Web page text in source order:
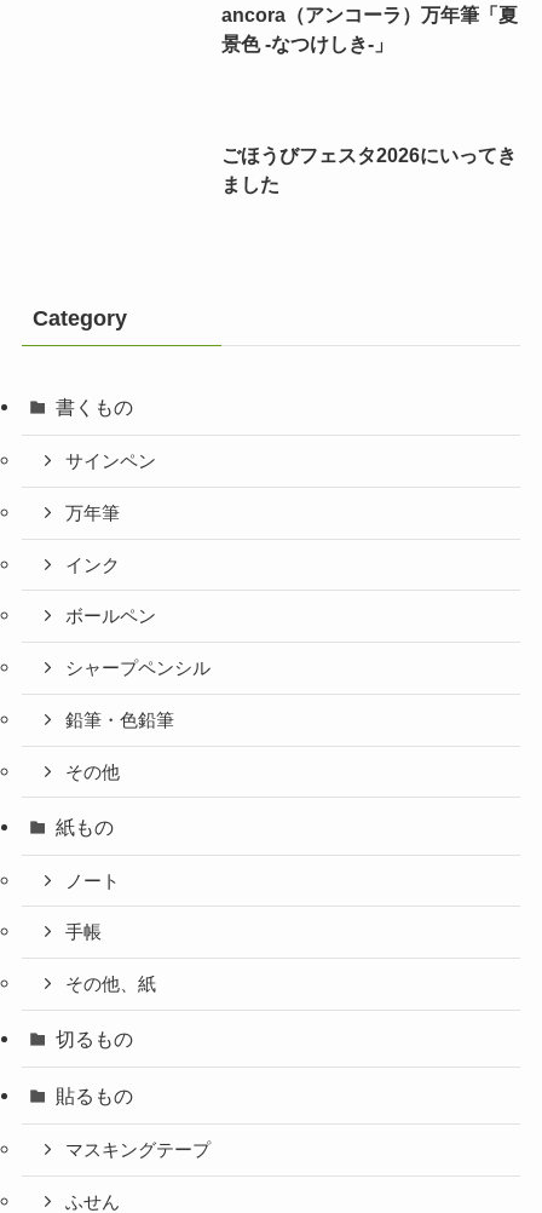
ancora（アンコーラ）万年筆「夏
景色 -なつけしき-」
ごほうびフェスタ2026にいってき
ました
Category
書くもの
サインペン
万年筆
インク
ボールペン
シャープペンシル
鉛筆・色鉛筆
その他
紙もの
ノート
手帳
その他、紙
切るもの
貼るもの
マスキングテープ
ふせん